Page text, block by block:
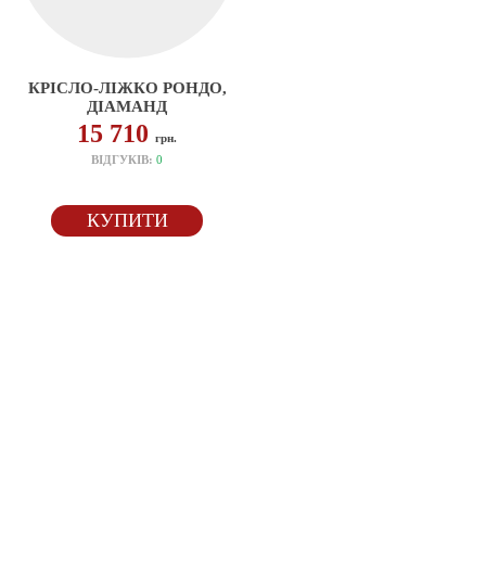
КРІСЛО-ЛІЖКО РОНДО,
ДІАМАНД
15 710грн.
ВІДГУКІВ:0
КУПИТИ